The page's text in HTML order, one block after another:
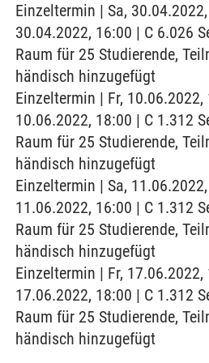
Einzeltermin | Sa,
30.04.2022, 16:00 | C 6.026
Raum für 25 Studierende,
händisch hinzugefügt
Einzeltermin | Fr, 10.06.2022,
10.06.2022, 18:00 | C 1.312
Raum für 25 Studierende,
händisch hinzugefügt
Einzeltermin | Sa,
11.06.2022, 16:00 | C 1.312
Raum für 25 Studierende,
händisch hinzugefügt
Einzeltermin | Fr, 17.06.2022,
17.06.2022, 18:00 | C 1.312
Raum für 25 Studierende,
händisch hinzugefügt